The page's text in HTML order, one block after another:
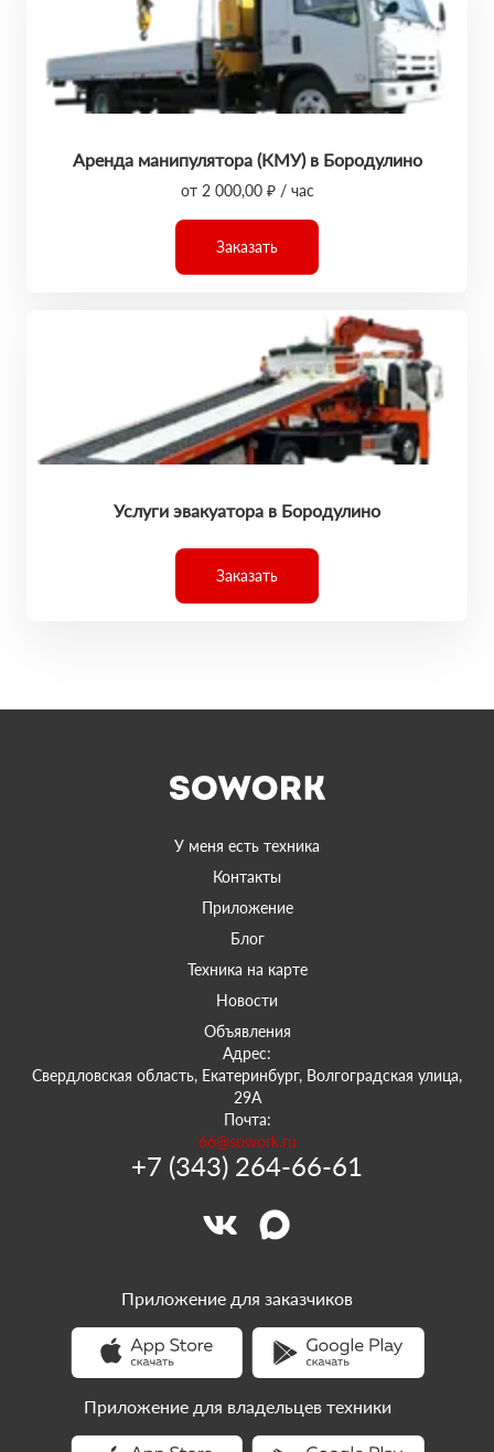
Аренда манипулятора (КМУ) в Бородулино
от 2 000,00 ₽ / час
Заказать
Услуги эвакуатора в Бородулино
Заказать
У меня есть техника
Контакты
Приложение
Блог
Техника на карте
Новости
Объявления
Адрес:
Свердловская область, Екатеринбург, Волгоградская улица,
29А
Почта:
66@sowork.ru
+7 (343) 264-66-61
Приложение для заказчиков
Приложение для владельцев техники